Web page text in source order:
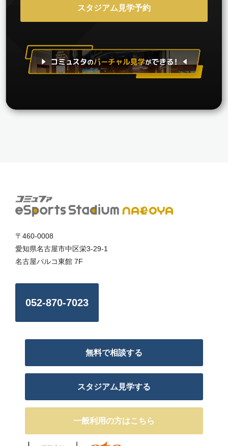
スタジアム見学予約
〒460-0008
愛知県名古屋市中区栄3-29-1
名古屋パルコ東館 7F
052-870-7023
無料で相談する
スタジアム見学する
一般利用の方はこちら